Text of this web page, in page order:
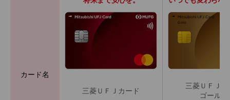
カード名
三菱ＵＦＪカード
三菱ＵＦＪカ
ゴールド